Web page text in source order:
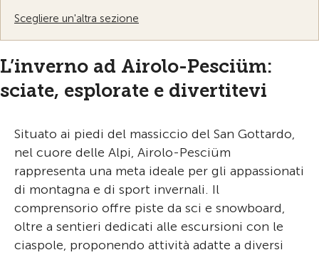
Scegliere un'altra sezione
L’inverno ad Airolo-Pesciüm:
sciate, esplorate e divertitevi
Situato ai piedi del massiccio del San Gottardo,
nel cuore delle Alpi, Airolo-Pesciüm
rappresenta una meta ideale per gli appassionati
di montagna e di sport invernali. Il
comprensorio offre piste da sci e snowboard,
oltre a sentieri dedicati alle escursioni con le
ciaspole, proponendo attività adatte a diversi